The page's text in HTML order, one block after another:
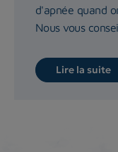
d'apnée quand
Nous vous
Lire la suite